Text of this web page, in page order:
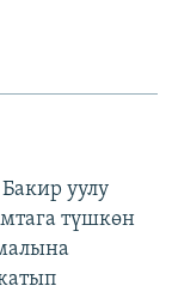
уулу
түшкөн